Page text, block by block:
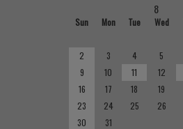
8
Sun Mon Tue Wed
2
3 4 5
9
10 11 12
16
17 18 19
23
24 25 26
30
31